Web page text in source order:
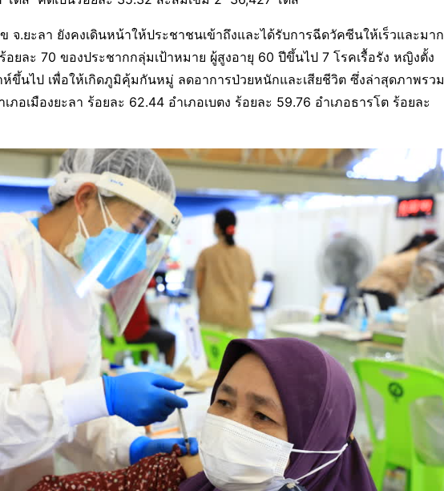
.ยะลา ยังคงเดินหน้าให้ประชาชนเข้าถึงและได้รับการฉีดวัคซีนให้เร็วและมาก
ยละ 70 ของประชากกลุ่มเป้าหมาย ผู้สูงอายุ 60 ปีขึ้นไป 7 โรคเรื้อรัง หญิงตั้ง
ขึ้นไป เพื่อให้เกิดภูมิคุ้มกันหมู่ ลดอาการป่วยหนักและเสียชีวิต ซึ่งล่าสุดภาพรวม
ภอเมืองยะลา ร้อยละ 62.44 อำเภอเบตง ร้อยละ 59.76 อำเภอธารโต ร้อยละ